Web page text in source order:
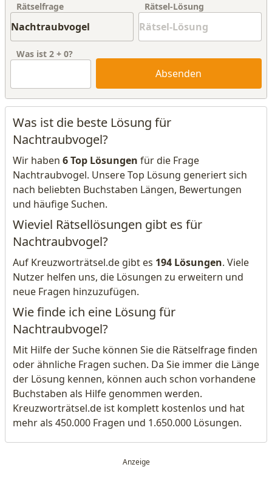
Rätselfrage Rätsel-Lösung
Was ist 2 + 0?
Absenden
Was ist die beste Lösung für
Nachtraubvogel?
Wir haben 6 Top Lösungen für die Frage
Nachtraubvogel. Unsere Top Lösung generiert sich
nach beliebten Buchstaben Längen, Bewertungen
und häufige Suchen.
Wieviel Rätsellösungen gibt es für
Nachtraubvogel?
Auf Kreuzworträtsel.de gibt es 194 Lösungen. Viele
Nutzer helfen uns, die Lösungen zu erweitern und
neue Fragen hinzuzufügen.
Wie finde ich eine Lösung für
Nachtraubvogel?
Mit Hilfe der Suche können Sie die Rätselfrage finden
oder ähnliche Fragen suchen. Da Sie immer die Länge
der Lösung kennen, können auch schon vorhandene
Buchstaben als Hilfe genommen werden.
Kreuzworträtsel.de ist komplett kostenlos und hat
mehr als 450.000 Fragen und 1.650.000 Lösungen.